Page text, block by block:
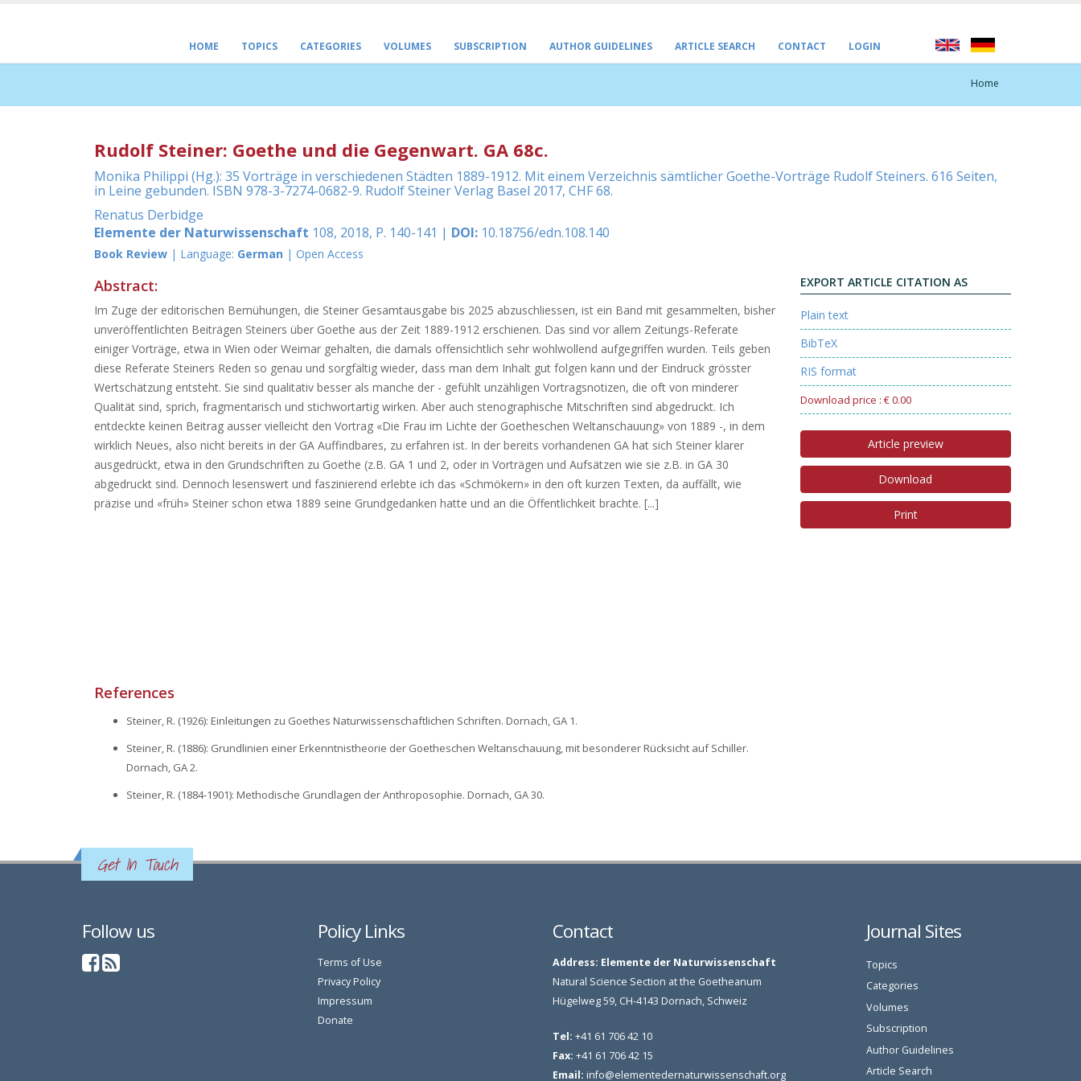
HOME TOPICS CATEGORIES VOLUMES SUBSCRIPTION AUTHOR GUIDELINES ARTICLE SEARCH CONTACT LOGIN
Home
Rudolf Steiner: Goethe und die Gegenwart. GA 68c.
Monika Philippi (Hg.): 35 Vorträge in verschiedenen Städten 1889-1912. Mit einem Verzeichnis sämtlicher Goethe-Vorträge Rudolf Steiners. 616 Seiten,
in Leine gebunden. ISBN 978-3-7274-0682-9. Rudolf Steiner Verlag Basel 2017, CHF 68.
Renatus Derbidge
Elemente der Naturwissenschaft 108, 2018, P. 140-141 | DOI: 10.18756/edn.108.140
Book Review | Language: German | Open Access
EXPORT ARTICLE CITATION AS
Plain text
BibTeX
RIS format
Download price : € 0.00
Article preview
Download
Print
Abstract:
Im Zuge der editorischen Bemühungen, die Steiner Gesamtausgabe bis 2025 abzuschliessen, ist ein Band mit gesammelten, bisher
unveröffentlichten Beiträgen Steiners über Goethe aus der Zeit 1889-1912 erschienen. Das sind vor allem Zeitungs-Referate
einiger Vorträge, etwa in Wien oder Weimar gehalten, die damals offensichtlich sehr wohlwollend aufgegriffen wurden. Teils geben
diese Referate Steiners Reden so genau und sorgfältig wieder, dass man dem Inhalt gut folgen kann und der Eindruck grösster
Wertschätzung entsteht. Sie sind qualitativ besser als manche der - gefühlt unzähligen Vortragsnotizen, die oft von minderer
Qualität sind, sprich, fragmentarisch und stichwortartig wirken. Aber auch stenographische Mitschriften sind abgedruckt. Ich
entdeckte keinen Beitrag ausser vielleicht den Vortrag «Die Frau im Lichte der Goetheschen Weltanschauung» von 1889 -, in dem
wirklich Neues, also nicht bereits in der GA Auffindbares, zu erfahren ist. In der bereits vorhandenen GA hat sich Steiner klarer
ausgedrückt, etwa in den Grundschriften zu Goethe (z.B. GA 1 und 2, oder in Vorträgen und Aufsätzen wie sie z.B. in GA 30
abgedruckt sind. Dennoch lesenswert und faszinierend erlebte ich das «Schmökern» in den oft kurzen Texten, da auffällt, wie
präzise und «früh» Steiner schon etwa 1889 seine Grundgedanken hatte und an die Öffentlichkeit brachte. [...]
References
Steiner, R. (1926): Einleitungen zu Goethes Naturwissenschaftlichen Schriften. Dornach, GA 1.
Steiner, R. (1886): Grundlinien einer Erkenntnistheorie der Goetheschen Weltanschauung, mit besonderer Rücksicht auf Schiller.
Dornach, GA 2.
Steiner, R. (1884-1901): Methodische Grundlagen der Anthroposophie. Dornach, GA 30.
Get In Touch
Follow us Policy Links
Terms of Use
Privacy Policy
Impressum
Donate
Contact
Address: Elemente der Naturwissenschaft
Natural Science Section at the Goetheanum
Hügelweg 59, CH-4143 Dornach, Schweiz
Tel: +41 61 706 42 10
Fax: +41 61 706 42 15
Email: info@elementedernaturwissenschaft.org
Journal Sites
Topics
Categories
Volumes
Subscription
Author Guidelines
Article Search